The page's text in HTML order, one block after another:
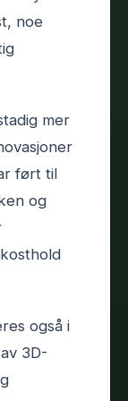
noe
mer
ført til
og
også i
3D-